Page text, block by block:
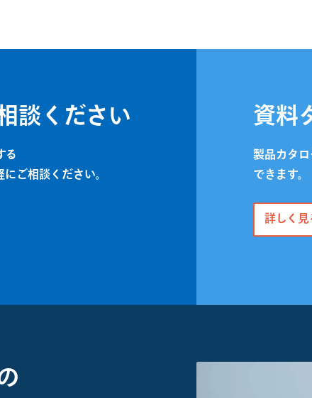
談ください
る
ご相談ください。
資料
製品カタ
できます。
詳しく見